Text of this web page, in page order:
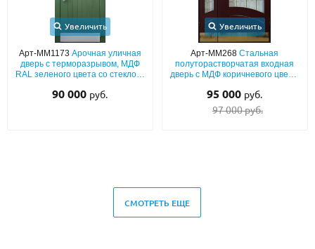
Увеличить
Арт-ММ1173 Арочная уличная
дверь с терморазрывом, МДФ
RAL зеленого цвета со стеклом,
90 000 руб.
Увеличить
Арт-ММ268Стальная
полуторастворчатая входная
дверь с МДФ коричневого цвета,
отбойниками и остеклением
95 000 руб.
97 000 руб.
СМОТРЕТЬ ЕЩЕ